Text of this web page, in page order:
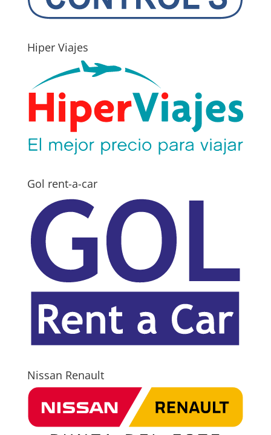
Hiper Viajes
Gol rent-a-car
Nissan Renault